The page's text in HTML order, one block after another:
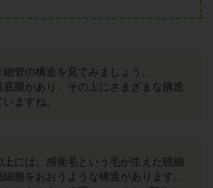
細管の構造を見てみましょう。
底膜があり、その上にさまざまな構造
ますね。
上には、感覚毛という毛が生えた聴細
細胞をおおうような構造があります。